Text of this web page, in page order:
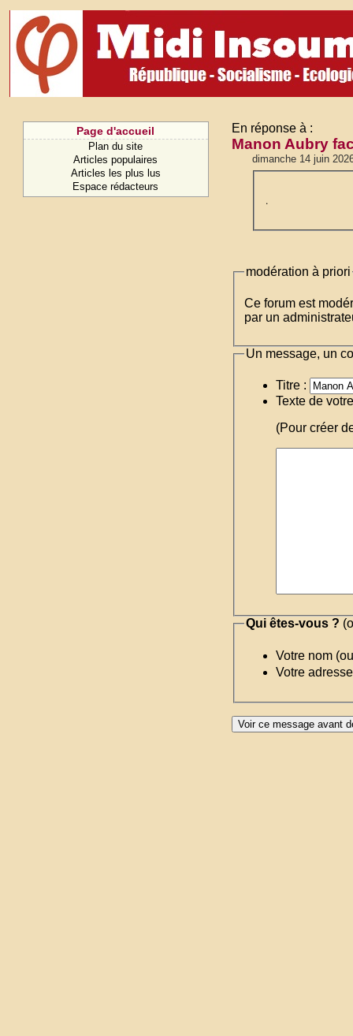
Page d'accueil
Plan du site
Articles populaires
Articles les plus lus
Espace rédacteurs
En réponse à :
Manon Aubry
dimanche 14 juin
.
modération à priori
Ce forum est
par un
Un message, un
Titre :
Texte de
(Pour créer
Qui êtes-vous ?
Votre nom
Votre